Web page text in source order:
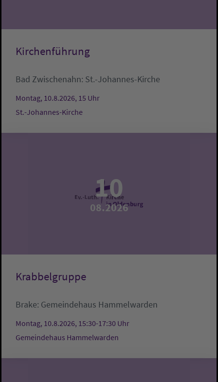
Kirchenführung
Bad Zwischenahn: St.-Johannes-Kirche
Montag, 10.8.2026, 15 Uhr
St.-Johannes-Kirche
10
08.2026
Krabbelgruppe
Brake: Gemeindehaus Hammelwarden
Montag, 10.8.2026, 15:30-17:30 Uhr
Gemeindehaus Hammelwarden